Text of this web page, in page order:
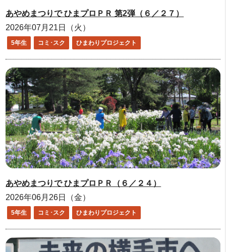
あやめまつりで ひまプロＰＲ 第2弾（６／２７）
2026年07月21日（火）
5年生 コミ･スク ひまわりプロジェクト
あやめまつりで ひまプロＰＲ（６／２４）
2026年06月26日（金）
5年生 コミ･スク ひまわりプロジェクト